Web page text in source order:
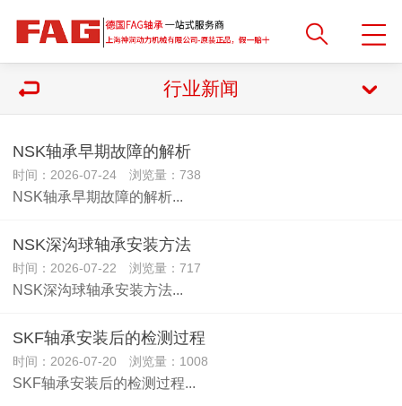
行业新闻
NSK轴承早期故障的解析
时间：2026-07-24 浏览量：738
NSK轴承早期故障的解析...
NSK深沟球轴承安装方法
时间：2026-07-22 浏览量：717
NSK深沟球轴承安装方法...
SKF轴承安装后的检测过程
时间：2026-07-20 浏览量：1008
SKF轴承安装后的检测过程...